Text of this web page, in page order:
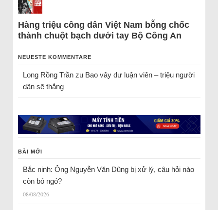
Hàng triệu công dân Việt Nam bỗng chốc
thành chuột bạch dưới tay Bộ Công An
NEUESTE KOMMENTARE
Long Rồng Trầnzu Bao vây dư luận viên – triệu người
dân sẽ thắng
BÀI MỚI
Bắc ninh: Ông Nguyễn Văn Dũng bị xử lý, câu hỏi nào
còn bỏ ngỏ?
08/08/2026